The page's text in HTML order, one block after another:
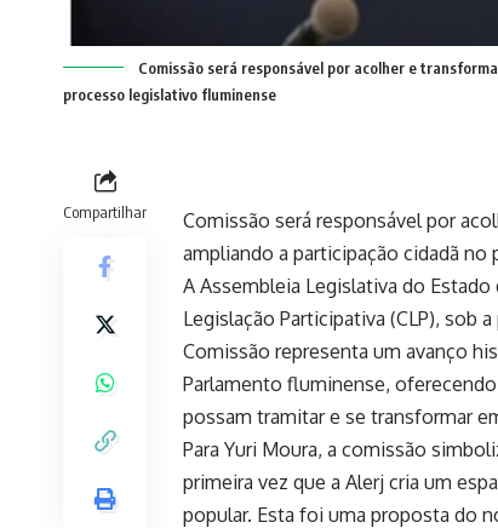
Comissão será responsável por acolher e
processo legislativo fluminense
Compartilhar
Comissão será responsável por
ampliando a participação cidadã
A Assembleia Legislativa do
Legislação Participativa (CLP), sob
Comissão representa um avanço
Parlamento fluminense,
possam tramitar e se transformar
Para Yuri Moura, a comissão
primeira vez que a Alerj cria um
popular. Esta foi uma proposta do